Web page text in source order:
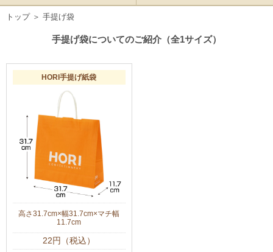
トップ ＞ 手提げ袋
手提げ袋についてのご紹介（全1サイズ）
HORI手提げ紙袋
高さ31.7cm×幅31.7cm×マチ幅
11.7cm
22円（税込）